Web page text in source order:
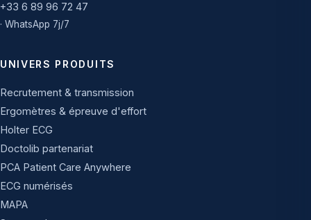
+33 6 89 96 72 47
· WhatsApp 7j/7
UNIVERS PRODUITS
Recrutement & transmission
Ergomètres & épreuve d'effort
Holter ECG
Doctolib partenariat
PCA Patient Care Anywhere
ECG numérisés
MAPA